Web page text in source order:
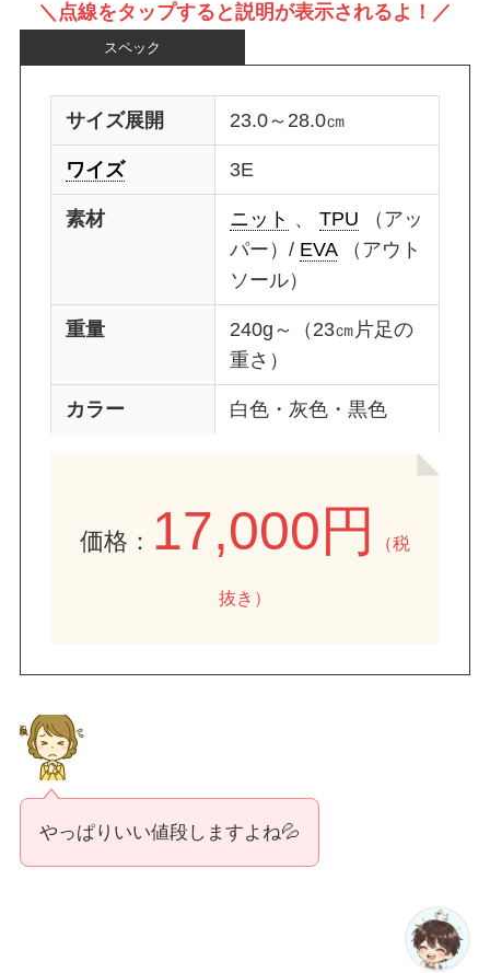
＼点線をタップすると説明が表示されるよ！／
スペック
サイズ展開 23.0～28.0㎝
ワイズ 3E
素材 ニット 、TPU （アッ
パー）/ EVA（アウト
ソール）
重量
240g～（23㎝片足の
重さ）
カラー 白色・灰色・黒色
価格： 17,000円 （税
抜き）
やっぱりいい値段しますよね💦